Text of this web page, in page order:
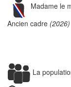
Madame le
Ancien cadre (2026)
La